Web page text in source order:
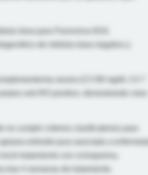
de médula ósea negativo y
severa (C3 99 mg/dl, C4 7
anti-RO positivo, demostrando clara